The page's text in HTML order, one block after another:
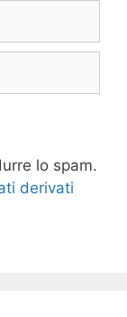
lo spam.
derivati